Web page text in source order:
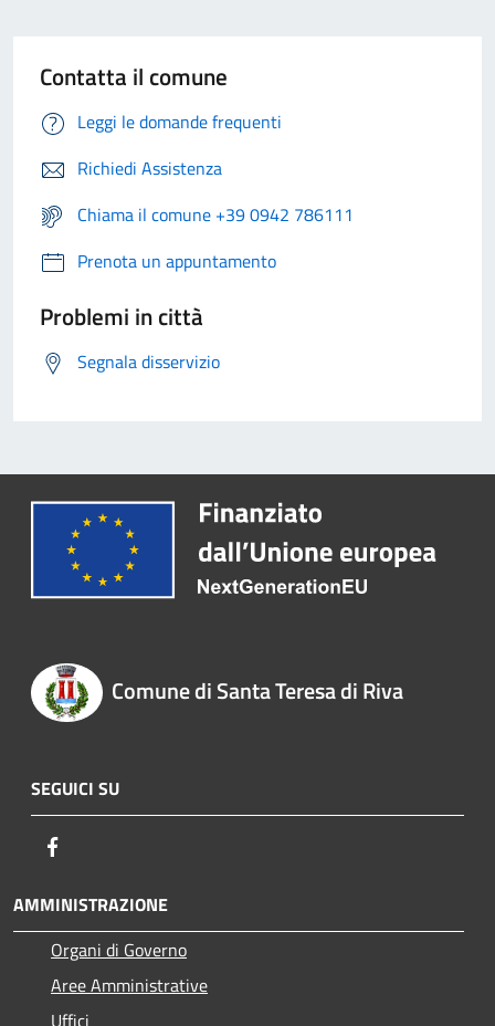
Contatta il comune
Leggi le domande frequenti
Richiedi Assistenza
Chiama il comune +39 0942 786111
Prenota un appuntamento
Problemi in città
Segnala disservizio
Comune di Santa Teresa di Riva
SEGUICI SU
AMMINISTRAZIONE
Organi di Governo
Aree Amministrative
Uffici